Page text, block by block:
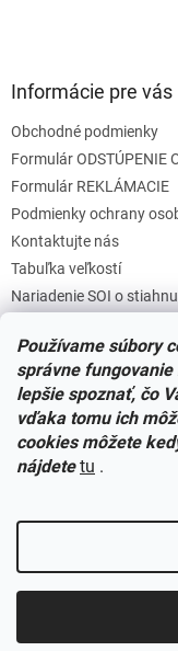
Používame súbory
správne
lepšie spoznať, čo
vďaka tomu ich
cookies môžete
nájdete tu .
Informácie pre vás
Obchodné podmienky
Formulár ODSTÚPENIE
Formulár REKLÁMACIE
Podmienky ochrany
Kontaktujte nás
Tabuľka veľkostí
Nariadenie SOI o
Zásady súborov
Facebook